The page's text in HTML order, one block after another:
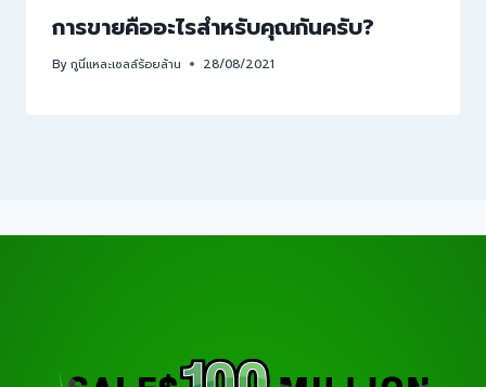
การขายคืออะไรสำหรับคุณกันครับ?
Byกูนี่แหละเซลล์ร้อยล้าน 28/08/2021